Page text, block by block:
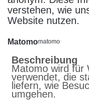
verstehen, wie
Website nutzen.
Matomomatomo
Beschreibung
Matomo wird für
verwendet, die
liefern, wie
umgehen.